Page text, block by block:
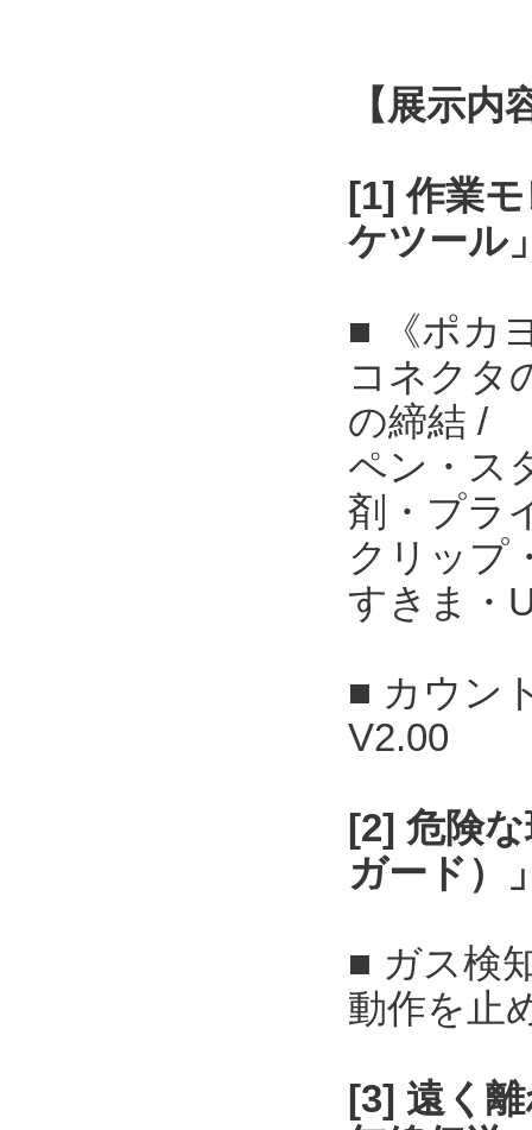
【展示内
[1] 作業
ケツール
■ 《ポカ
コネクタ
の締結 /
ペン・ス
剤・プラ
クリップ
すきま・
■ カウン
V2.00
[2] 危険
ガード）
■ ガス検
動作を
[3] 遠く